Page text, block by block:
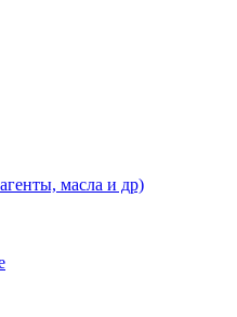
масла и др)